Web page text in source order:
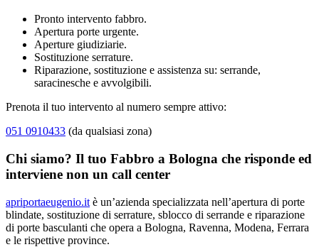
Pronto intervento fabbro.
Apertura porte urgente.
Aperture giudiziarie.
Sostituzione serrature.
Riparazione, sostituzione e assistenza su: serrande,
saracinesche e avvolgibili.
Prenota il tuo intervento al numero sempre attivo:
051 0910433 (da qualsiasi zona)
Chi siamo? Il tuo Fabbro a Bologna che risponde ed
interviene non un call center
apriportaeugenio.it è un’azienda specializzata nell’apertura di porte
blindate, sostituzione di serrature, sblocco di serrande e riparazione
di porte basculanti che opera a Bologna, Ravenna, Modena, Ferrara
e le rispettive province.